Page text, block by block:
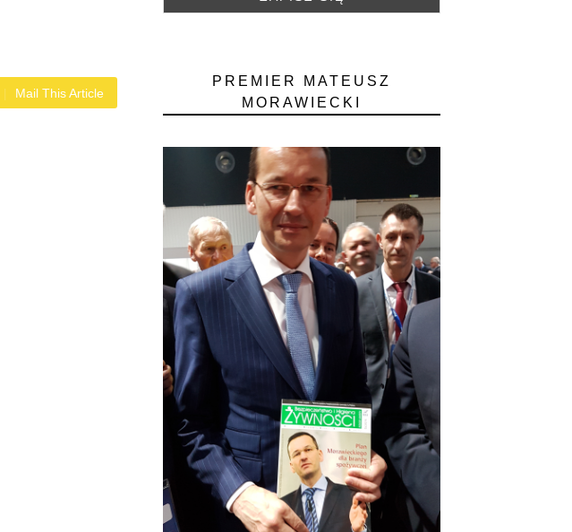
Mail This Article
PREMIER MATEUSZ
MORAWIECKI